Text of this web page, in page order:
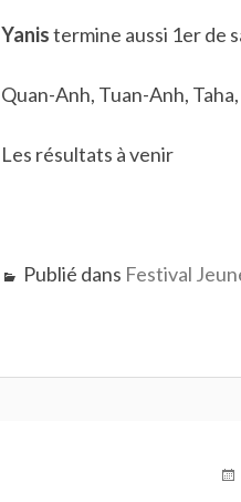
Yanistermine aussi 1er de
Quan-Anh, Tuan-Anh,
Les résultats à venir
Publié dans Festival